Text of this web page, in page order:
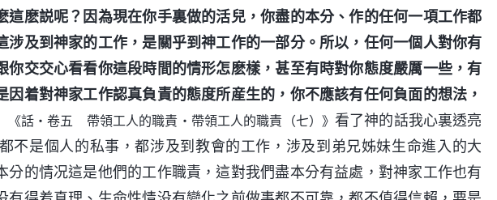
這麽説呢？因為現在你手裏做的活兒，你盡的本分、作的任何一項工作都
涉及到神家的工作，是關乎到神工作的一部分。所以，任何一個人對你有
你交交心看看你這段時間的情形怎麽樣，甚至有時對你態度嚴厲一些，有
着對神家工作認真負責的態度所産生的，你不應該有任何負面的想法，
《話・卷五 帶領工人的職責・帶領工人的職責（七）》看了神的話我心裏透亮
不是個人的私事，都涉及到教會的工作，涉及到弟兄姊妹生命進入的大
分的情况這是他們的工作職責，這對我們盡本分有益處，對神家工作也有